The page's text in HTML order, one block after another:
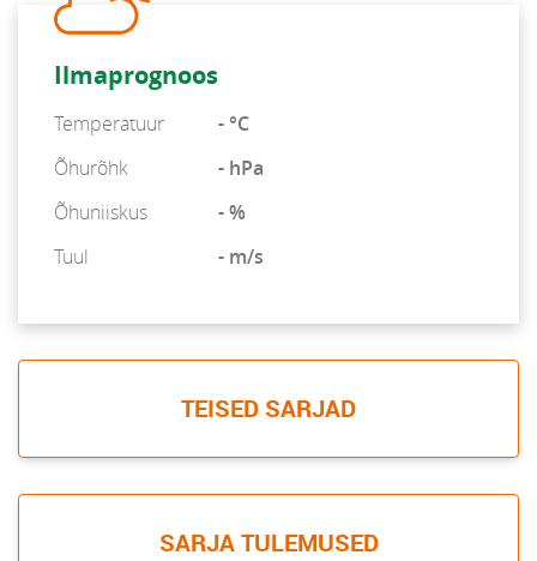
Ilmaprognoos
Temperatuur
- °C
Õhurõhk
- hPa
Õhuniiskus
- %
Tuul
- m/s
TEISED SARJAD
SARJA TULEMUSED